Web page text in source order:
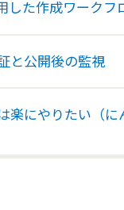
した作成ワークフ
と公開後の監視
楽にやりたい（に